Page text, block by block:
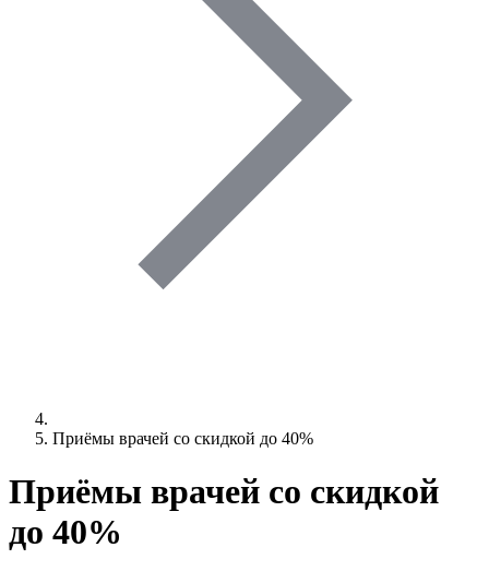
Приёмы врачей со скидкой до 40%
Приёмы врачей со скидкой
до 40%